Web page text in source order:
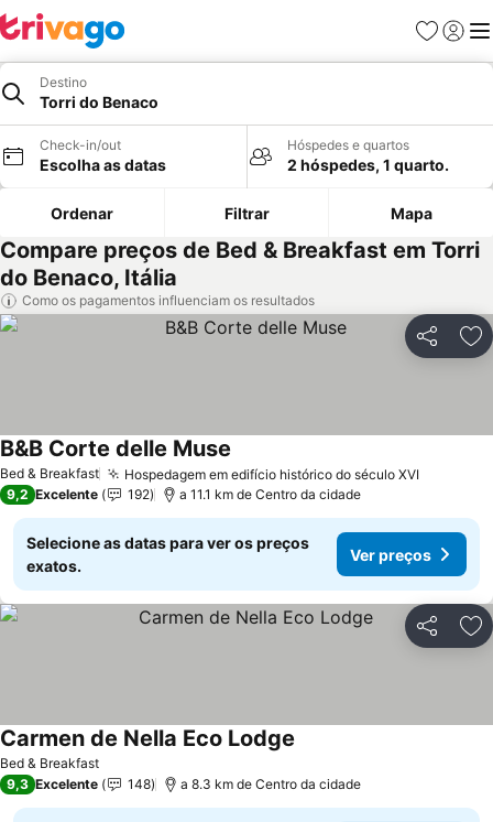
Favoritos
Iniciar
Destino
Torri do Benaco
Check-in/out
Escolha as datas
Hóspedes e quartos
2 hóspedes, 1 quarto.
Ordenar Filtrar Mapa
Compare preços de Bed & Breakfast em Torri
do Benaco, Itália
Como os pagamentos influenciam os resultados
Partilhar
Bed & Breakfast Hospedagem em edifício histórico do século XVIVer
B&B Corte delle Muse
9,2 Excelente 192 a 11.1 km de Centro da cidade
Selecione as datas para ver os preços
exatos.
Ver preços
Partilhar
Bed & Breakfast
Carmen de Nella Eco Lodge
9,3 Excelente 148 a 8.3 km de Centro da cidade